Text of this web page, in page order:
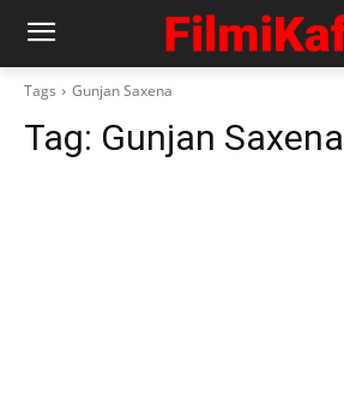
Tags Gunjan Saxena
Tag: Gunjan Saxena